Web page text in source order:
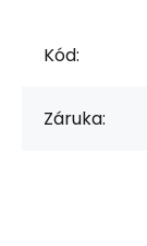
Kód:
Záruka: